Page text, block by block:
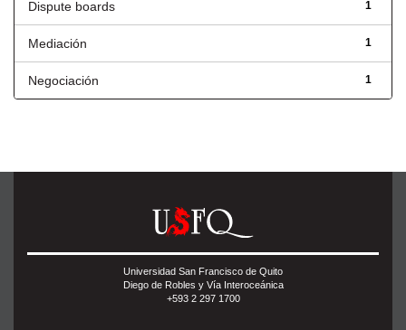
1
Dispute boards
1
Mediación
1
Negociación
Universidad San Francisco de Quito
Diego de Robles y Vía Interoceánica
+593 2 297 1700